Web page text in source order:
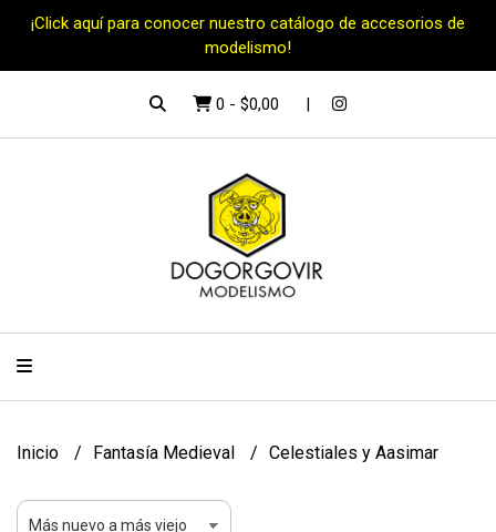
¡Click aquí para conocer nuestro catálogo de accesorios de
modelismo!
0 - $0,00
Inicio Fantasía Medieval Celestiales y Aasimar